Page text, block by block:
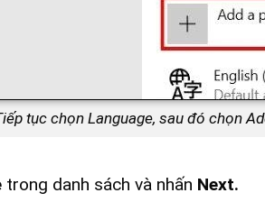
tục chọn Language, sau đó chọn
trong danh sách và nhấn Next.